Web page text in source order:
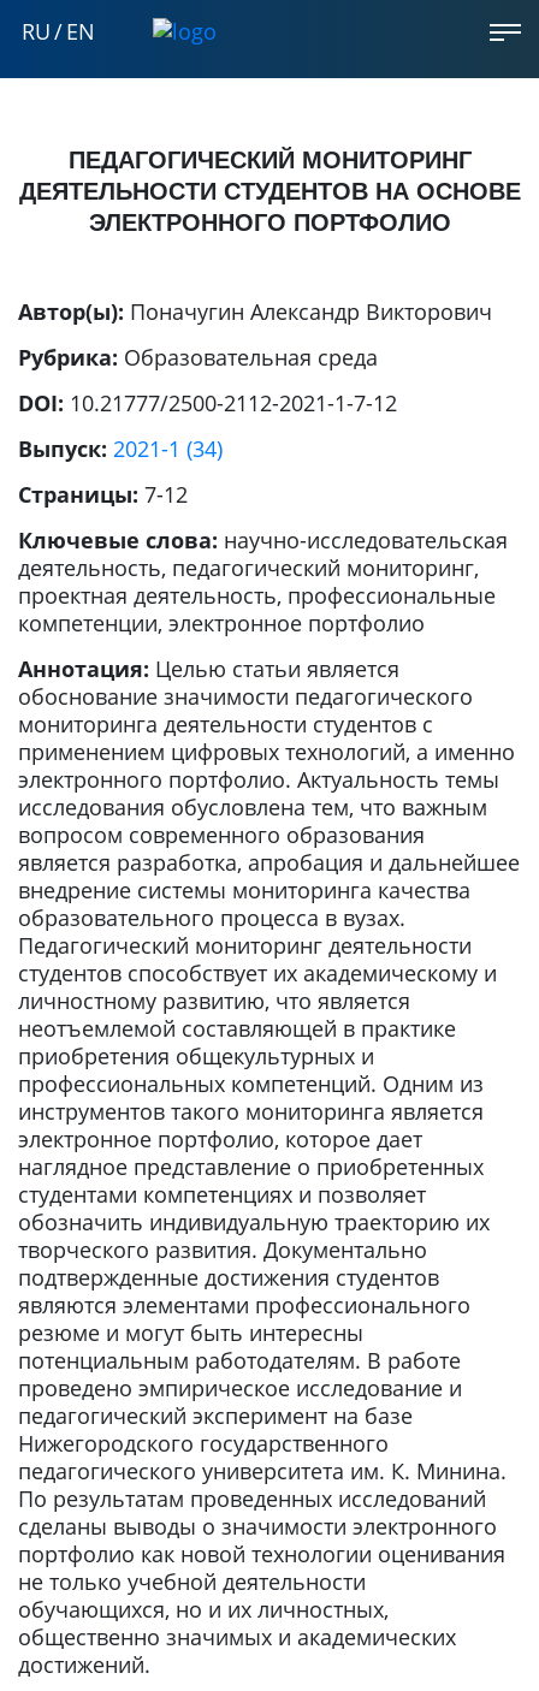
RU/EN
ПЕДАГОГИЧЕСКИЙ МОНИТОРИНГ
ДЕЯТЕЛЬНОСТИ СТУДЕНТОВ НА ОСНОВЕ
ЭЛЕКТРОННОГО ПОРТФОЛИО
Автор(ы): Поначугин Александр Викторович
Рубрика: Образовательная среда
DOI: 10.21777/2500-2112-2021-1-7-12
Выпуск: 2021-1 (34)
Страницы: 7-12
Ключевые слова: научно-исследовательская
деятельность, педагогический мониторинг,
проектная деятельность, профессиональные
компетенции, электронное портфолио
Аннотация: Целью статьи является
обоснование значимости педагогического
мониторинга деятельности студентов с
применением цифровых технологий, а именно
электронного портфолио. Актуальность темы
исследования обусловлена тем, что важным
вопросом современного образования
является разработка, апробация и дальнейшее
внедрение системы мониторинга качества
образовательного процесса в вузах.
Педагогический мониторинг деятельности
студентов способствует их академическому и
личностному развитию, что является
неотъемлемой составляющей в практике
приобретения общекультурных и
профессиональных компетенций. Одним из
инструментов такого мониторинга является
электронное портфолио, которое дает
наглядное представление о приобретенных
студентами компетенциях и позволяет
обозначить индивидуальную траекторию их
творческого развития. Документально
подтвержденные достижения студентов
являются элементами профессионального
резюме и могут быть интересны
потенциальным работодателям. В работе
проведено эмпирическое исследование и
педагогический эксперимент на базе
Нижегородского государственного
педагогического университета им. К. Минина.
По результатам проведенных исследований
сделаны выводы о значимости электронного
портфолио как новой технологии оценивания
не только учебной деятельности
обучающихся, но и их личностных,
общественно значимых и академических
достижений.